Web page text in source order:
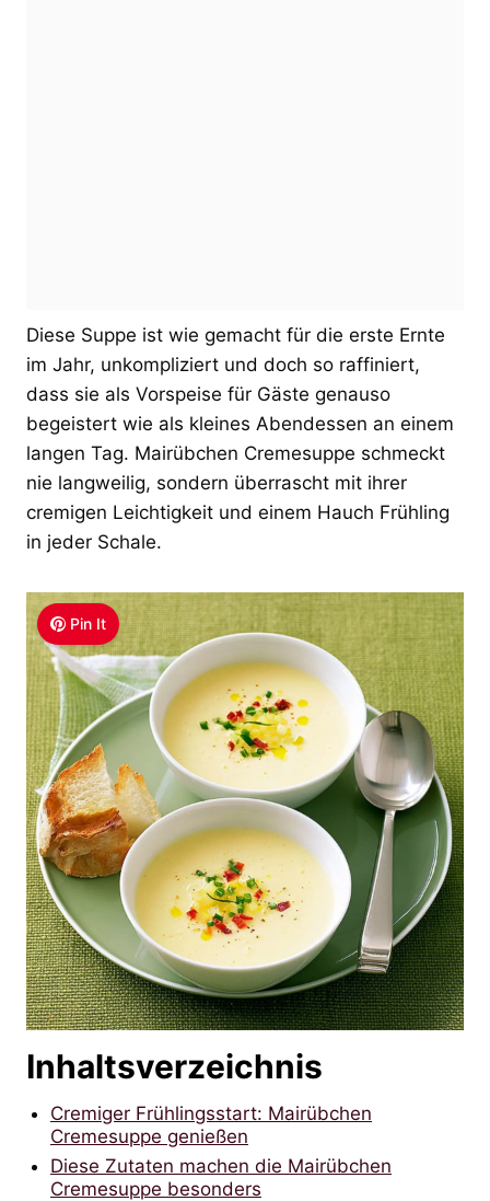
Diese Suppe ist wie gemacht für die erste Ernte
im Jahr, unkompliziert und doch so raffiniert,
dass sie als Vorspeise für Gäste genauso
begeistert wie als kleines Abendessen an einem
langen Tag. Mairübchen Cremesuppe schmeckt
nie langweilig, sondern überrascht mit ihrer
cremigen Leichtigkeit und einem Hauch Frühling
in jeder Schale.
Pin It
Inhaltsverzeichnis
Cremiger Frühlingsstart: Mairübchen
Cremesuppe genießen
Diese Zutaten machen die Mairübchen
Cremesuppe besonders